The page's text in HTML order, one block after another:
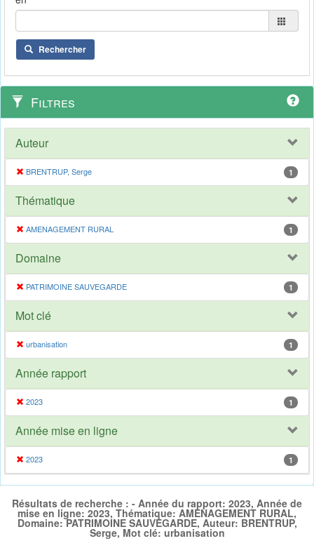
Rechercher
Filtres
Auteur
BRENTRUP, Serge 1
Thématique
AMENAGEMENT RURAL 1
Domaine
PATRIMOINE SAUVEGARDE 1
Mot clé
urbanisation 1
Année rapport
2023 1
Année mise en ligne
2023 1
Résultats de recherche : - Année du rapport: 2023, Année de
mise en ligne: 2023, Thématique: AMENAGEMENT RURAL,
Domaine: PATRIMOINE SAUVEGARDE, Auteur: BRENTRUP,
Serge, Mot clé: urbanisation